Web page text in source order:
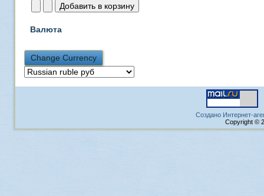
Валюта
Создано Интернет-
Copyright ©